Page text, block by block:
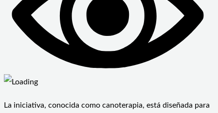
La iniciativa, conocida como canoterapia, está diseñada para